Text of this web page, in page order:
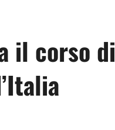
il corso di